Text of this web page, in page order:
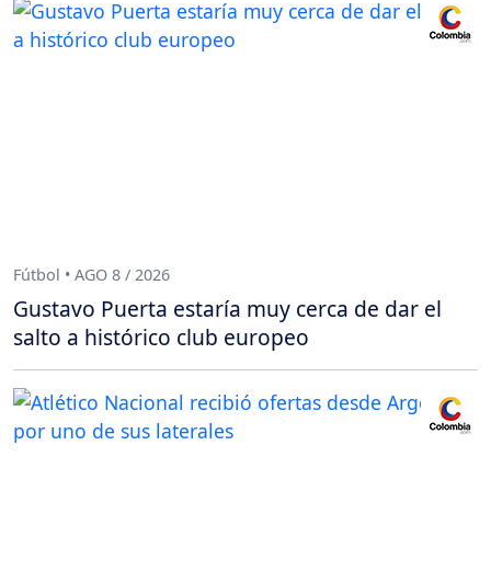
Fútbol • AGO 8 / 2026
Gustavo Puerta estaría muy cerca de dar el
salto a histórico club europeo